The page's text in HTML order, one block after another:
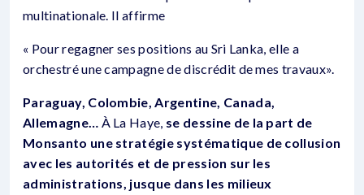
multinationale. Il affirme
« Pour regagner ses positions au Sri Lanka, elle a
orchestré une campagne de discrédit de mes travaux».
Paraguay, Colombie, Argentine, Canada,
Allemagne… À La Haye, se dessine de la part de
Monsanto une stratégie systématique de collusion
avec les autorités et de pression sur les
administrations, jusque dans les milieux